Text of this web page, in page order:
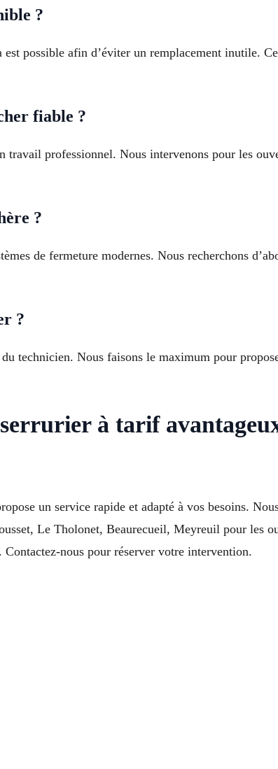
?
possible afin d’éviter un remplacement inutile.
fiable ?
professionnel. Nous intervenons pour les
?
de fermeture modernes. Nous recherchons
?
technicien. Nous faisons le maximum pour
à tarif
un service rapide et adapté à vos besoins.
Le Tholonet, Beaurecueil, Meyreuil pour les
Contactez-nous pour réserver votre intervention.